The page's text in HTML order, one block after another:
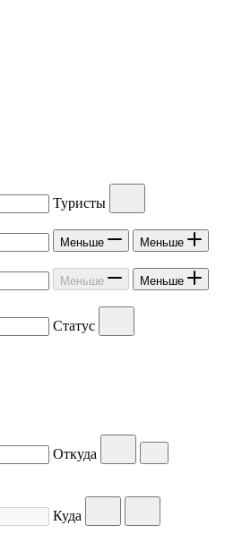
Туристы
Меньше Меньше
Меньше Меньше
Статус
Откуда
Куда